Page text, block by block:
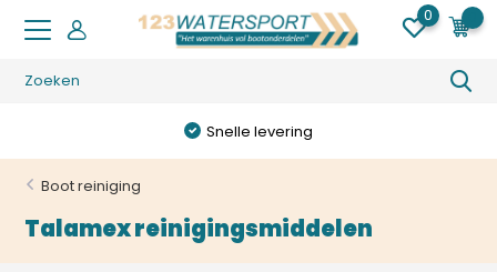
0
Snelle levering
Boot reiniging
Talamex reinigingsmiddelen